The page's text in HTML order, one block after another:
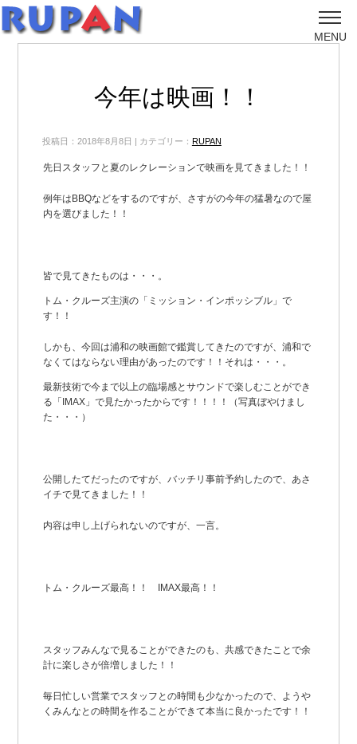
MENU
今年は映画！！
投稿日：2018年8月8日 | カテゴリー： RUPAN
先日スタッフと夏のレクレーションで映画を見てきました！！
例年はBBQなどをするのですが、さすがの今年の猛暑なので屋
内を選びました！！
皆で見てきたものは・・・。
トム・クルーズ主演の「ミッション・インポッシブル」で
す！！
しかも、今回は浦和の映画館で鑑賞してきたのですが、浦和で
なくてはならない理由があったのです！！それは・・・。
最新技術で今まで以上の臨場感とサウンドで楽しむことができ
る「IMAX」で見たかったからです！！！！（写真ぼやけまし
た・・・）
公開したてだったのですが、バッチリ事前予約したので、あさ
イチで見てきました！！
内容は申し上げられないのですが、一言。
トム・クルーズ最高！！ IMAX最高！！
スタッフみんなで見ることができたのも、共感できたことで余
計に楽しさが倍増しました！！
毎日忙しい営業でスタッフとの時間も少なかったので、ようや
くみんなとの時間を作ることができて本当に良かったです！！